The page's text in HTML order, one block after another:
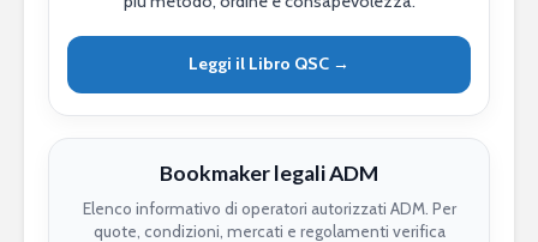
Leggi il Libro QSC →
Bookmaker legali ADM
Elenco informativo di operatori autorizzati ADM. Per
quote, condizioni, mercati e regolamenti verifica